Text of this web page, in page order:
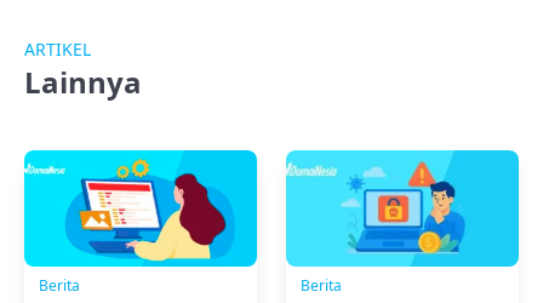
ARTIKEL
Lainnya
Berita Berita